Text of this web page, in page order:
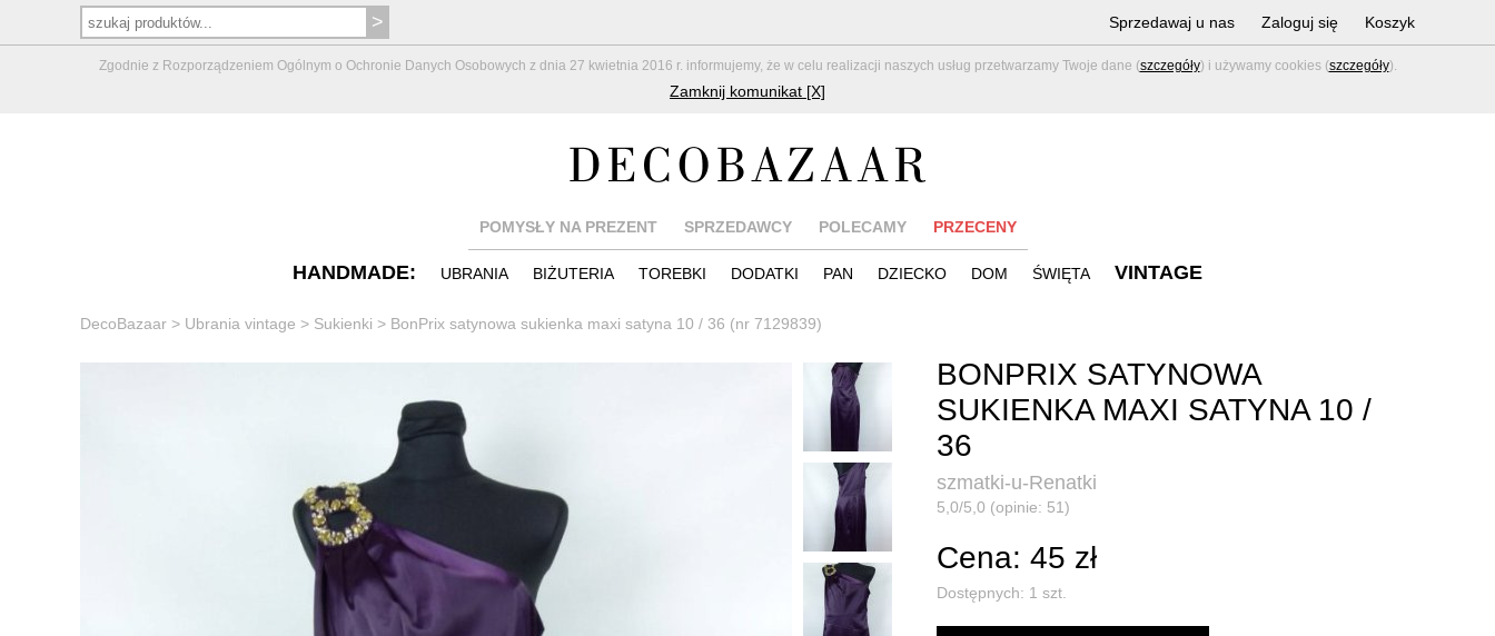
Zgodnie z Rozporządzeniem Ogólnym o Ochronie Danych Osobowych z dnia 27 kwietnia 2016 r. informujemy, że w celu realizacji naszych usług przetwarzamy Twoje dane (szczegóły) i używamy cookies (szczegóły).
Zamknij komunikat [X]
Sprzedawaj u nas Zaloguj się Koszyk
POMYSŁY NA PREZENT SPRZEDAWCY POLECAMY PRZECENY
HANDMADE: UBRANIA BIŻUTERIA TOREBKI DODATKI PAN DZIECKO DOM ŚWIĘTA VINTAGE
DecoBazaar > Ubrania vintage > Sukienki > BonPrix satynowa sukienka maxi satyna 10 / 36 (nr 7129839)
BONPRIX SATYNOWA
SUKIENKA MAXI SATYNA 10 /
36
szmatki-u-Renatki
5,0/5,0 (opinie: 51)
Cena: 45 zł
Dostępnych: 1 szt.